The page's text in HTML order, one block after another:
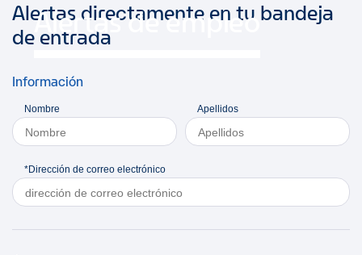
Alertas de empleo
Alertas directamente en tu bandeja
de entrada
Información
Nombre Apellidos
*Dirección de correo electrónico